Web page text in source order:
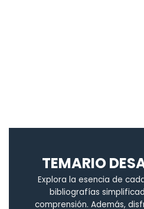
TEMARIO
Explora la esencia de
bibliografías
comprensión. Además,